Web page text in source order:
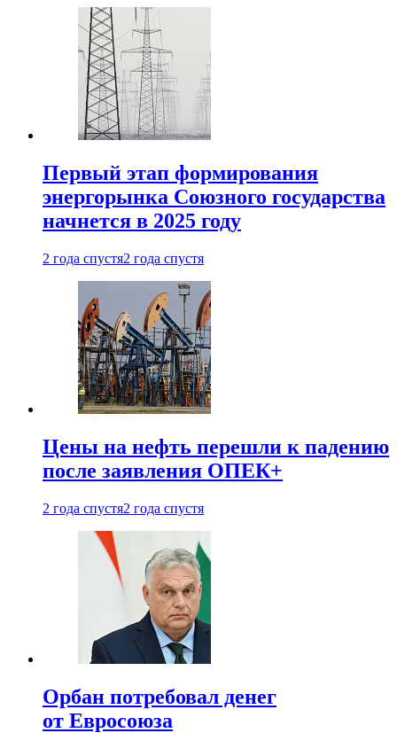
Первый этап формирования
энергорынка Союзного государства
начнется в 2025 году
2 года спустя2 года спустя
Цены на нефть перешли к падению
после заявления ОПЕК+
2 года спустя2 года спустя
Орбан потребовал денег
от Евросоюза